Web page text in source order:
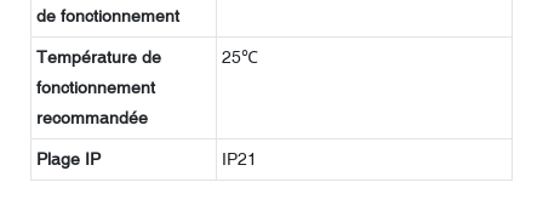
de fonctionnement
Température de
fonctionnement
recommandée
25℃
Plage IP IP21